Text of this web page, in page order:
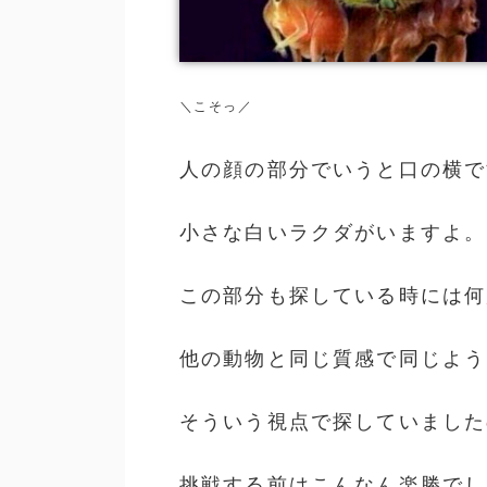
＼こそっ／
人の顔の部分でいうと口の横
小さな白いラクダがいますよ。
この部分も探している時には
他の動物と同じ質感で同じよ
そういう視点で探していまし